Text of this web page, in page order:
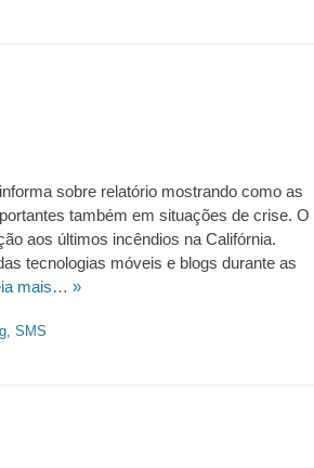
sobre relatório mostrando como as
também em situações de crise. O
aos últimos incêndios na Califórnia.
tecnologias móveis e blogs durante as
mais… »
, SMS